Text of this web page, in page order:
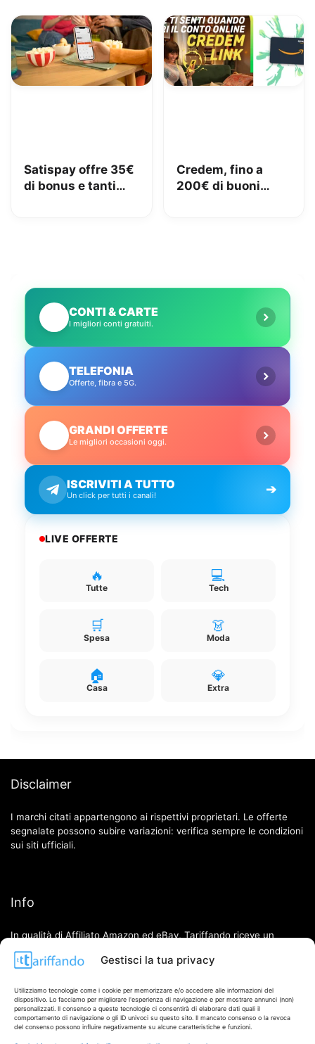
Gestisci la tua privacy
Utilizziamo tecnologie come i cookie per memorizzare e/o accedere alle informazioni del
dispositivo. Lo facciamo per migliorare l'esperienza di navigazione e per mostrare annunci (non)
personalizzati. Il consenso a queste tecnologie ci consentirà di elaborare dati quali il
comportamento di navigazione o gli ID univoci su questo sito. Il mancato consenso o la revoca
del consenso possono influire negativamente su alcune caratteristiche e funzioni.
Satispay offre 35€
di bonus e tanti
Credem, fino a
200€ di buoni
CONTI & CARTE
I migliori conti gratuiti.
TELEFONIA
Offerte, fibra e 5G.
GRANDI OFFERTE
Le migliori occasioni oggi.
ISCRIVITI A TUTTO
Un click per tutti i canali! ➔
LIVE OFFERTE
🔥
Tutte
💻
Tech
🛒
Spesa
👗
Moda
🏠
Casa
💎
Extra
Disclaimer
I marchi citati appartengono ai rispettivi proprietari. Le offerte
segnalate possono subire variazioni: verifica sempre le condizioni
sui siti ufficiali.
Info
In qualità di Affiliato Amazon ed eBay, Tariffando riceve un
guadagno dagli acquisti idonei.